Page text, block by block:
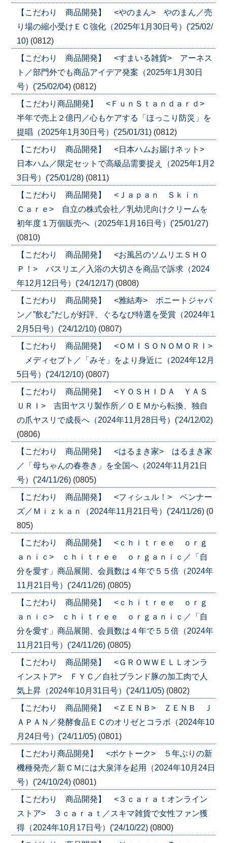
【こだわり 商品開発】 <やのまん> やのまん／売
り場の縮小受けＥＣ強化（2025年1月30日号）('25/02/
10) (0812)
【こだわり 商品開発】 <すまいる雑貨> アーネス
ト／部門外でも商品アイデア発案（2025年1月30日
号）('25/02/04) (0812)
【こだわり商品開発】 <ＦｕｎＳｔａｎｄａｒｄ>
半年で売上２億円／心もケアする「ほっこり防災」を
提唱（2025年1月30日号）('25/01/31) (0812)
【こだわり 商品開発】 <日本ハムお届けネット>
日本ハム／限定セットで高級品需要捉え（2025年1月2
3日号）('25/01/28) (0811)
【こだわり 商品開発】 <Ｊａｐａｎ Ｓｋｉｎ
Ｃａｒｅ> 自立の株式会社／乳幼児向けクリームを
初年度１万個販売へ（2025年1月16日号）('25/01/27)
(0810)
【こだわり 商品開発】 <お風呂のソムリエＳＨＯ
Ｐ！> バスリエ／入浴の大切さを商品で訴求（2024
年12月12日号）('24/12/17) (0808)
【こだわり 商品開発】 <雅結寿> ボニートジャパ
ン／”飲む”だしが好評、ぐるなび特選を受賞（2024年1
2月5日号）('24/12/10) (0807)
【こだわり 商品開発】 <ＯＭＩＳＯＮＯＭＯＲＩ>
メディセプト／「みそ」をより身近に（2024年12月
5日号）('24/12/10) (0807)
【こだわり 商品開発】 <ＹＯＳＨＩＤＡ ＹＡＳ
ＵＲＩ> 吉田ヤスリ製作所／ＯＥＭから転換、独自
の爪ヤスリで成長へ（2024年11月28日号）('24/12/02)
(0806)
【こだわり 商品開発】 <はるまき家> はるまき家
／「母ちゃんの春巻き」を全国へ（2024年11月21日
号）('24/11/26) (0805)
【こだわり 商品開発】 <フィシュル！> ベンナー
ズ／Ｍｉｚｋａｎ（2024年11月21日号）('24/11/26) (0
805)
【こだわり 商品開発】 <ｃｈｉｔｒｅｅ ｏｒｇ
ａｎｉｃ> ｃｈｉｔｒｅｅ ｏｒｇａｎｉｃ／「自
分を愛す」商品展開、会員数は４年で５５倍（2024年
11月21日号）('24/11/26) (0805)
【こだわり 商品開発】 <ｃｈｉｔｒｅｅ ｏｒｇ
ａｎｉｃ> ｃｈｉｔｒｅｅ ｏｒｇａｎｉｃ／「自
分を愛す」商品展開、会員数は４年で５５倍（2024年
11月21日号）('24/11/26) (0805)
【こだわり 商品開発】 <ＧＲＯＷＷＥＬＬオンラ
インストア> ＦＹＣ／自社ブランド豚の加工肉で人
気上昇（2024年10月31日号）('24/11/05) (0802)
【こだわり 商品開発】 <ＺＥＮＢ> ＺＥＮＢ Ｊ
ＡＰＡＮ／発酵食品ＥＣのオリゼとコラボ（2024年10
月24日号）('24/11/05) (0801)
【こだわり商品開発】 <ポケトーク> ５年ぶりの新
機種発売／新ＣＭには大泉洋を起用（2024年10月24日
号）('24/10/24) (0801)
【こだわり 商品開発】 <３ｃａｒａｔオンライン
ストア> ３ｃａｒａｔ／スキマ雑貨で女性ファン獲
得（2024年10月17日号）('24/10/22) (0800)